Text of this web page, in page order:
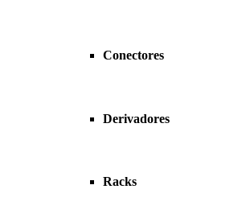
Conectores
Derivadores
Racks